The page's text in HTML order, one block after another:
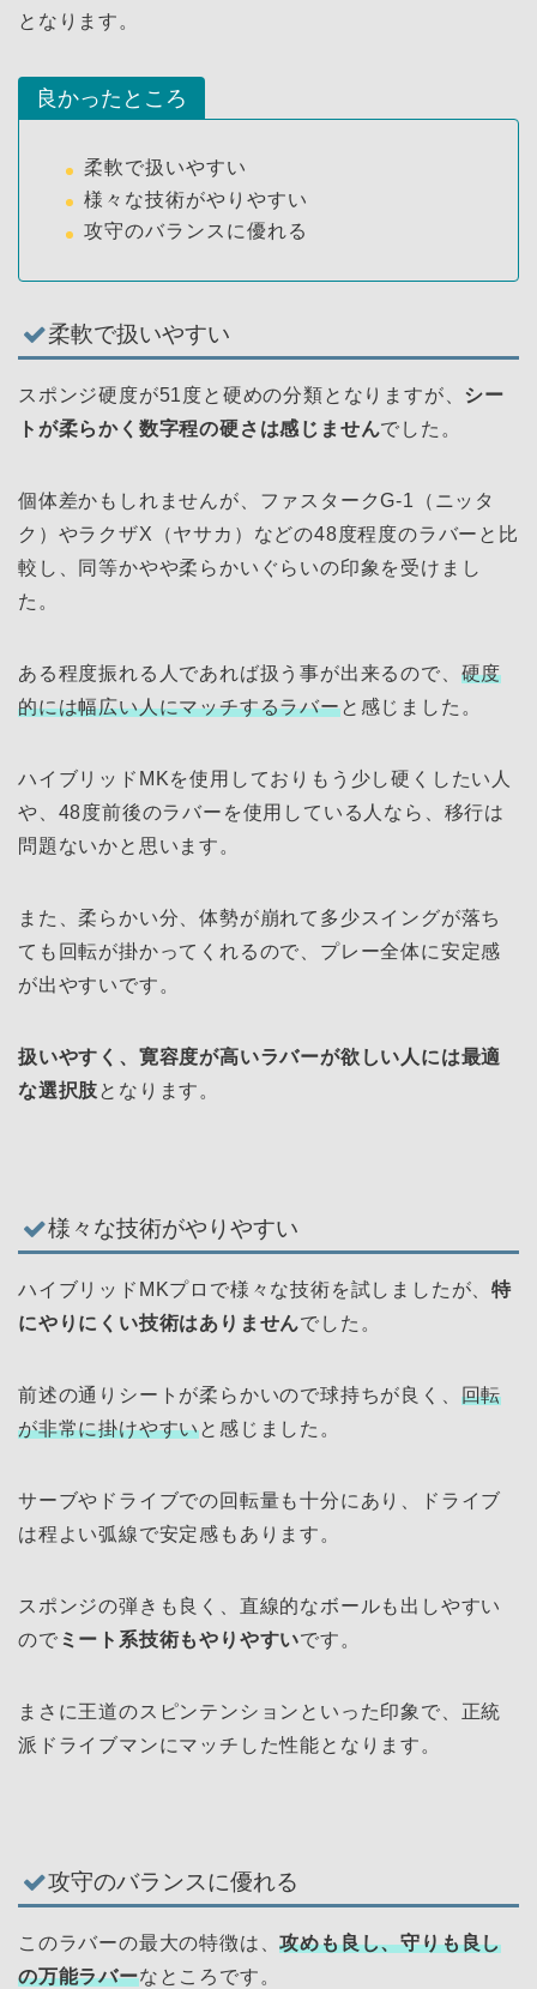
となります。
良かったところ
柔軟で扱いやすい
様々な技術がやりやすい
攻守のバランスに優れる
柔軟で扱いやすい
スポンジ硬度が51度と硬めの分類となりますが、 シー
トが柔らかく数字程の硬さは感じませんでした。
個体差かもしれませんが、ファスタークG-1（ニッタ
ク）やラクザX（ヤサカ）などの48度程度のラバーと比
較し、同等かやや柔らかいぐらいの印象を受けまし
た。
ある程度振れる人であれば扱う事が出来るので、 硬度
的には幅広い人にマッチするラバーと感じました。
ハイブリッドMKを使用しておりもう少し硬くしたい人
や、48度前後のラバーを使用している人なら、移行は
問題ないかと思います。
また、柔らかい分、体勢が崩れて多少スイングが落ち
ても回転が掛かってくれるので、プレー全体に安定感
が出やすいです。
扱いやすく、寛容度が高いラバーが欲しい人には最適
な選択肢となります。
様々な技術がやりやすい
ハイブリッドMKプロで様々な技術を試しましたが、特
にやりにくい技術はありませんでした。
前述の通りシートが柔らかいので球持ちが良く、 回転
が非常に掛けやすいと感じました。
サーブやドライブでの回転量も十分にあり、ドライブ
は程よい弧線で安定感もあります。
スポンジの弾きも良く、直線的なボールも出しやすい
ので ミート系技術もやりやすいです。
まさに王道のスピンテンションといった印象で、正統
派ドライブマンにマッチした性能となります。
攻守のバランスに優れる
このラバーの最大の特徴は、攻めも良し、守りも良し
の万能ラバーなところです。